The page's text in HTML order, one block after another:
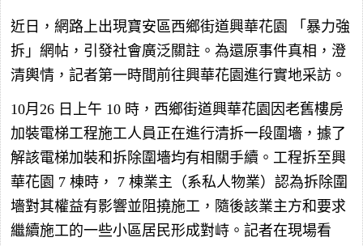
近日，網路上出現寶安區西鄉街道興華花園 「暴力強
拆」網帖，引發社會廣泛關註。為還原事件真相，澄
清輿情，記者第一時間前往興華花園進行實地采訪。
10月26 日上午 10 時，西鄉街道興華花園因老舊樓房
加裝電梯工程施工人員正在進行清拆一段圍墻，據了
解該電梯加裝和拆除圍墻均有相關手續。工程拆至興
華花園 7 棟時， 7 棟業主（系私人物業）認為拆除圍
墻對其權益有影響並阻撓施工，隨後該業主方和要求
繼續施工的一些小區居民形成對峙。記者在現場看